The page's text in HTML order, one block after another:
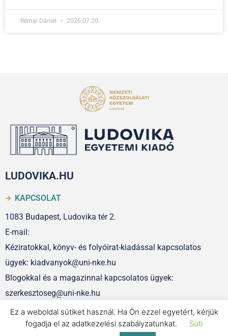
Rémai Dániel 2026.07.20.
LUDOVIKA.HU
KAPCSOLAT
1083 Budapest, Ludovika tér 2.
E-mail:
Kéziratokkal, könyv- és folyóirat-kiadással kapcsolatos
ügyek: kiadvanyok@uni-nke.hu
Blogokkal és a magazinnal kapcsolatos ügyek:
szerkesztoseg@uni-nke.hu
IMPRESSZUM
Ez a weboldal sütiket használ. Ha Ön ezzel egyetért, kérjük
fogadja el az adatkezelési szabályzatunkat.
Süti